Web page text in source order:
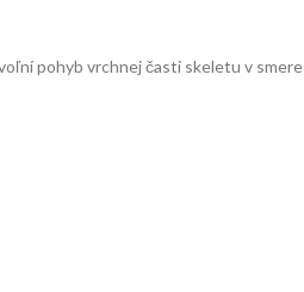
pohyb vrchnej časti skeletu v smere